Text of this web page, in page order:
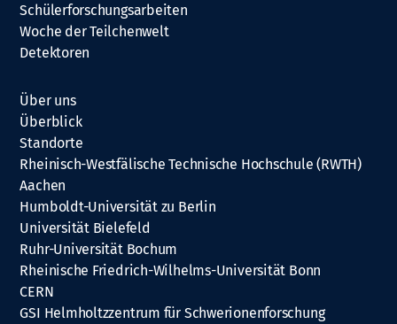
Schülerforschungsarbeiten
Woche der Teilchenwelt
Detektoren
Über uns
Überblick
Standorte
Rheinisch-Westfälische Technische Hochschule (RWTH)
Aachen
Humboldt-Universität zu Berlin
Universität Bielefeld
Ruhr-Universität Bochum
Rheinische Friedrich-Wilhelms-Universität Bonn
CERN
GSI Helmholtzzentrum für Schwerionenforschung